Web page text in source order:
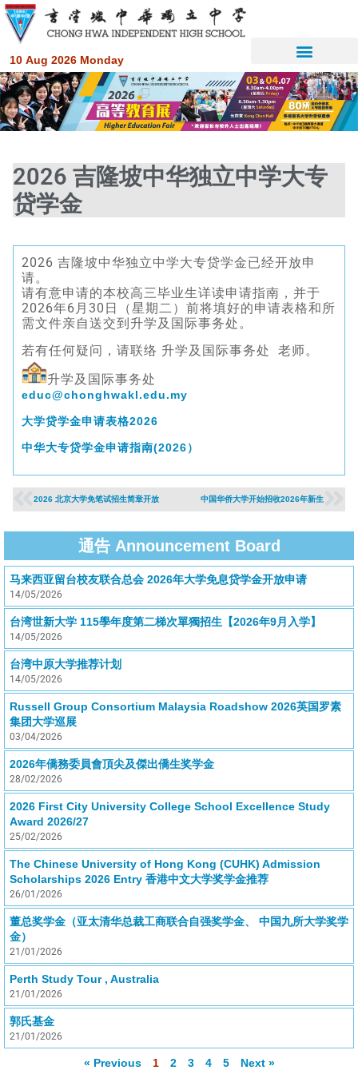
10 Aug 2026 Monday
2026 吉隆坡中华独立中学大专
贷学金
2026 吉隆坡中华独立中学大专贷学金已经开放申
请。
请有意申请的本校高三毕业生详读申请指南， 并于
2026年6月30日（星期二） 前将填好的申请表格和所
需文件亲自送交到升学及国际事务处。
若有任何疑问，请联络 升学及国际事务处 老师。
升学及国际事务处
educ@chonghwakl.edu.my
大学贷学金申请表格2026
中华大专贷学金申请指南(2026）
2026 北京大学免笔试招生简章开放 中国华侨大学开始招收2026年新生
通告 Announcement Board
马来西亚留台校友联合总会 2026年大学免息贷学金开放申请
14/05/2026
台湾世新大学 115學年度第二梯次單獨招生【2026年9月入学】
14/05/2026
台湾中原大学推荐计划
14/05/2026
Russell Group Consortium Malaysia Roadshow 2026英国罗素
集团大学巡展
03/04/2026
2026年僑務委員會頂尖及傑出僑生奖学金
28/02/2026
2026 First City University College School Excellence Study
Award 2026/27
25/02/2026
The Chinese University of Hong Kong (CUHK) Admission
Scholarships 2026 Entry 香港中文大学奖学金推荐
26/01/2026
董总奖学金（亚太清华总裁工商联合自强奖学金、 中国九所大学奖学
金）
21/01/2026
Perth Study Tour , Australia
21/01/2026
郭氏基金
21/01/2026
« Previous 1 2 3 4 5 Next »